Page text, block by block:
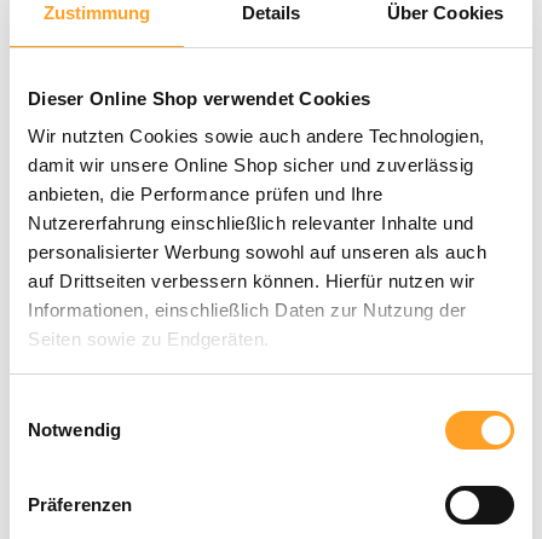
Zustimmung Details Über Cookies
Dieser Online Shop verwendet Cookies
Wir nutzten Cookies sowie auch andere Technologien,
damit wir unsere Online Shop sicher und zuverlässig
anbieten, die Performance prüfen und Ihre
Nutzererfahrung einschließlich relevanter Inhalte und
personalisierter Werbung sowohl auf unseren als auch
auf Drittseiten verbessern können. Hierfür nutzen wir
Informationen, einschließlich Daten zur Nutzung der
Seiten sowie zu Endgeräten.
Verwendung dieser Technologien ein. Unter „Anpassen“
können Sie eine Auswahl der Dienste vornehmen oder
diese ablehnen. Die Einwilligung können Sie jederzeit mit
Wirkung für die Zukunft einzeln widerrufen oder ändern.
Notwendig
Präferenzen
Bambini Box
In den Warenkorb
Artikel-Nr. 03-0111
Bambini Treppendisplay (inkl. Kopfschild)
2,50 €
Details
Artikel-Nr. 03-0020
Download